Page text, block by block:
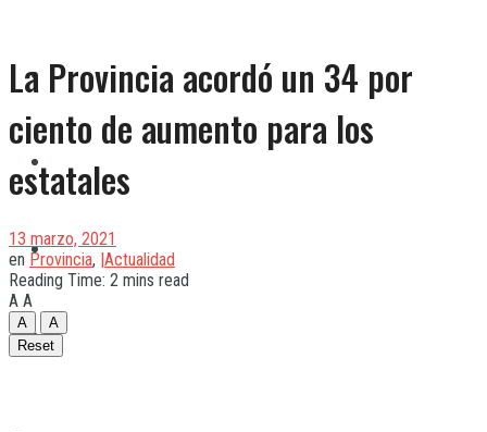
Lanús
Lomas
Quilmes
Varela
La Provincia acordó un 34 por
ciento de aumento para los
estatales
13 marzo, 2021
en Provincia, |Actualidad
Reading Time: 2 mins read
A A
A
A
Reset